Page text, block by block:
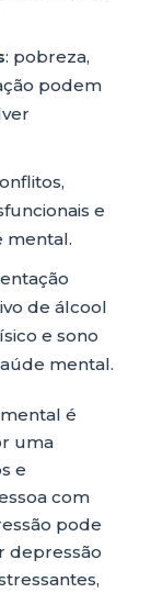
: pobreza,
podem
e
mental.
de álcool
e sono
mental.
é
uma
e
com
pode
depressão